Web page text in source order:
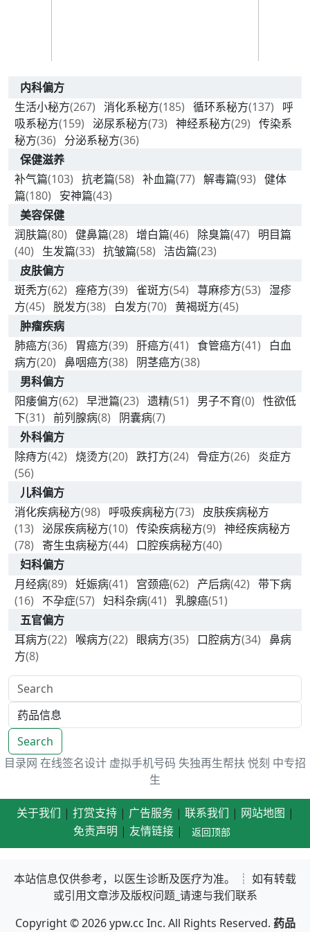
内科偏方
生活小秘方(267) 消化系秘方(185) 循环系秘方(137)
呼
吸系秘方(159) 泌尿系秘方(73) 神经系秘方(29) 传染系
秘方(36) 分泌系秘方(36)
保健滋养
补气篇(103) 抗老篇(58) 补血篇(77) 解毒篇(93) 健体
篇(180) 安神篇(43)
美容保健
润肤篇(80) 健鼻篇(28) 增白篇(46) 除臭篇(47)
明目篇
(40)
生发篇(33) 抗皱篇(58) 洁齿篇(23)
皮肤偏方
斑秃方(62) 痤疮方(39) 雀斑方(54) 荨麻疹方(53)
湿疹
方(45) 脱发方(38) 白发方(70) 黄褐斑方(45)
肿瘤疾病
肺癌方(36) 胃癌方(39) 肝癌方(41) 食管癌方(41)
白血
病方(20) 鼻咽癌方(38) 阴茎癌方(38)
男科偏方
阳痿偏方(62) 早泄篇(23) 遗精(51) 男子不育(0) 性欲低
下(31) 前列腺病(8) 阴囊病(7)
外科偏方
除痔方(42) 烧烫方(20) 跌打方(24) 骨症方(26)
炎症方
(56)
儿科偏方
消化疾病秘方(98) 呼吸疾病秘方(73)
皮肤疾病秘方
(13) 泌尿疾病秘方(10) 传染疾病秘方(9) 神经疾病秘方
(78)
寄生虫病秘方(44) 口腔疾病秘方(40)
妇科偏方
月经病(89) 妊娠病(41) 宫颈癌(62) 产后病(42) 带下病
(16)
不孕症(57) 妇科杂病(41) 乳腺癌(51)
五官偏方
耳病方(22) 喉病方(22) 眼病方(35) 口腔病方(34) 鼻病
方(8)
Search
目录网 在线签名设计 虚拟手机号码 失独再生帮扶 悦刻 中专招
生
关于我们 | 打赏支持| 广告服务| 联系我们 | 网站地图 |
免责声明 | 友情链接 | 返回顶部
本站信息仅供参考，以医生诊断及医疗为准。 ┊ 如有转载
或引用文章涉及版权问题_请速与我们联系
Copyright © 2026ypw.cc Inc. All Rights Reserved. 药品